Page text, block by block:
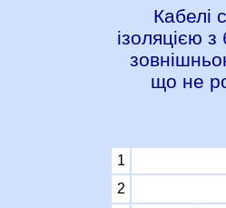
Кабелі
ізоляцією з
що не
1
2